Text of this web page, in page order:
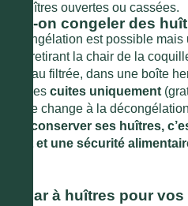
les huîtres ouvertes ou cassées.
Peut-on congeler des
La congélation est possible
et en retirant la chair de la
leur eau filtrée, dans une boîte
utilisées cuites uniquement
texture change à la
Bien conserver ses huîtres,
intact et une sécurité
Un bar à huîtres pour